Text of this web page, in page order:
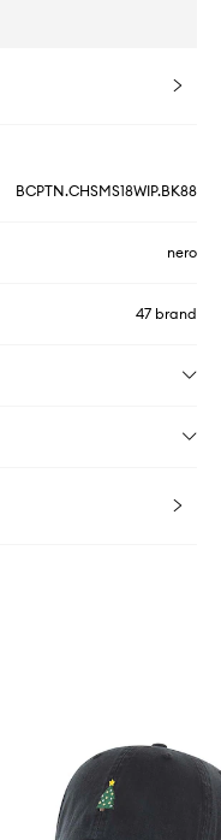
BCPTN.CHSMS18WIP.BK88
nero
47 brand